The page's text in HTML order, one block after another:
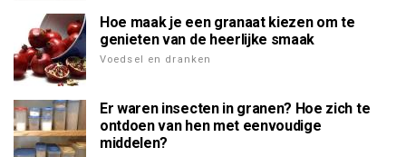
Hoe maak je een granaat kiezen om te
genieten van de heerlijke smaak
Voedsel en dranken
Er waren insecten in granen? Hoe zich te
ontdoen van hen met eenvoudige
middelen?